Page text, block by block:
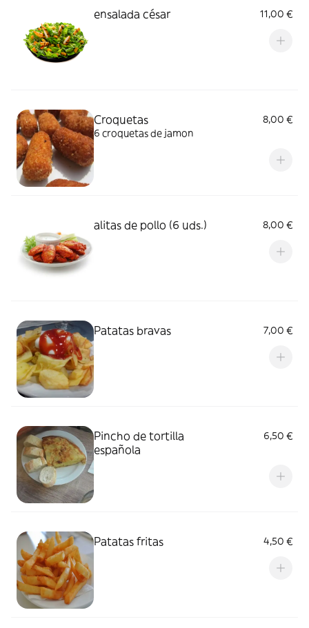
ensalada césar 11,00 €
Croquetas
8,00 €
6 croquetas de jamon
alitas de pollo (6 uds.) 8,00 €
Patatas bravas 7,00 €
Pincho de tortilla
española
6,50 €
Patatas fritas 4,50 €